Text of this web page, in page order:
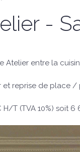
-
Atelier entre la
reprise de place /
T (TVA 10%) soit 6